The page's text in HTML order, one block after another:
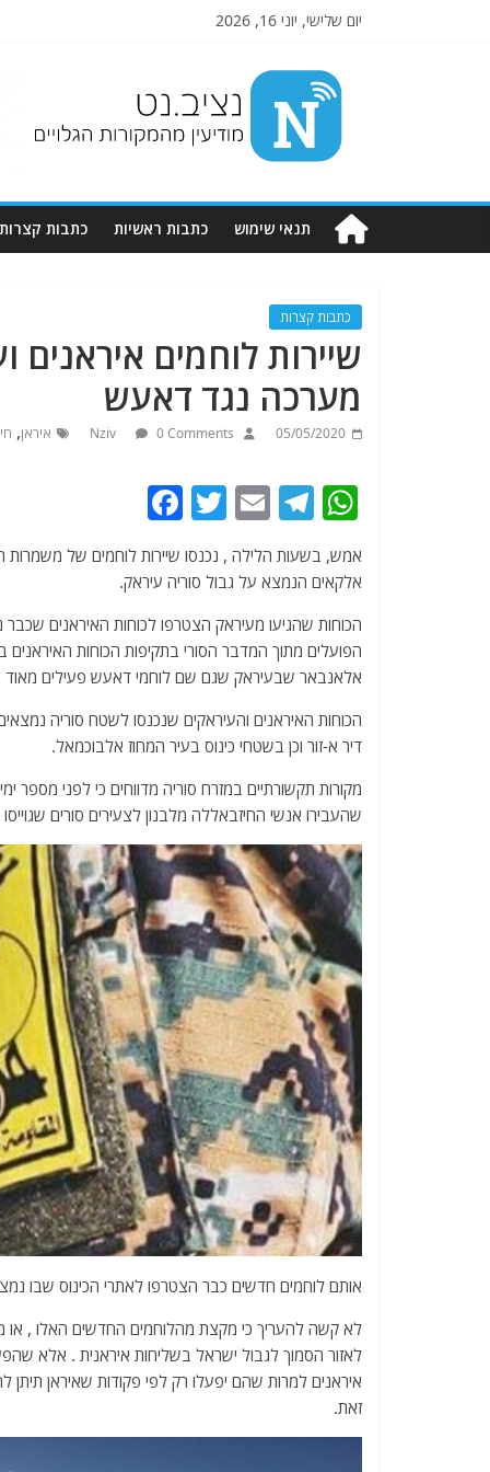
יום שלישי, יוני 16, 2026
Nziv.net
מודיעין
מהמקורות
תנאי שימוש כתבות ראשיות כתבות קצרות
כתבות קצרות
שיירות לוחמים
מערכה נגד דאעש
05/05/2020
Nziv 0 Comments איראן,
W
at
s
A
p
p
T
el
e
g
ra
m
E
ai
l
T
itt
er
a
c
e
b
o
o
k
אמש, בשעות הלילה , נכנסו שיירות לוחמים של
אלקאים הנמצא על גבול סוריה עיראק.
הכוחות שהגיעו מעיראק הצטרפו לכוחות האיראנים
הפועלים מתוך המדבר הסורי בתקיפות הכוחות
אלאנבאר שבעיראק שגם שם לוחמי דאעש פעילים מאוד
הכוחות האיראנים והעיראקים שנכנסו לשטח סוריה
דיר א-זור וכן בשטחי כינוס בעיר המחוז אלבוכמאל.
מקורות תקשורתיים במזרח סוריה מדווחים כי לפני מספר
שהעבירו אנשי החיזבאללה מלבנון לצעירים סורים
אותם לוחמים חדשים כבר הצטרפו לאתרי הכינוס שבו
לא קשה להעריך כי מקצת מהלוחמים החדשים האלו , או
לאזור הסמוך לגבול ישראל בשליחות איראנית . אלא
איראנים למרות שהם יפעלו רק לפי פקודות שאיראן
זאת.